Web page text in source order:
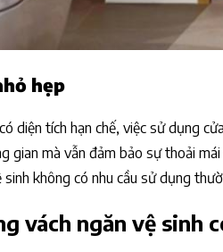
hẹp
diện tích hạn chế, việc sử dụng
gian mà vẫn đảm bảo sự thoải
không có nhu cầu sử dụng
vách ngăn vệ sinh